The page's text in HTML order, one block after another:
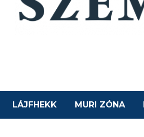
LÁJFHEKK MURI ZÓNA